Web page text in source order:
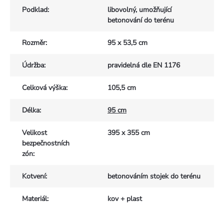
Podklad:
libovolný, umožňující
betonování do terénu
Rozměr: 95 x 53,5 cm
Údržba: pravidelná dle EN 1176
Celková výška: 105,5 cm
Délka: 95 cm
Velikost
bezpečnostních
zón:
395 x 355 cm
Kotvení: betonováním stojek do terénu
Materiál: kov + plast